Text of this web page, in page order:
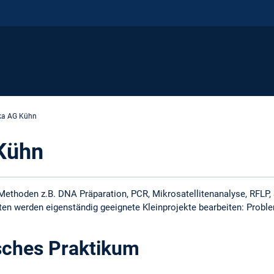
AG Kühn
z.B. DNA Präparation, PCR, Mikrosatellitenanalyse, RFLP,
werden eigenständig geeignete Kleinprojekte bearbeiten:
Praktikum